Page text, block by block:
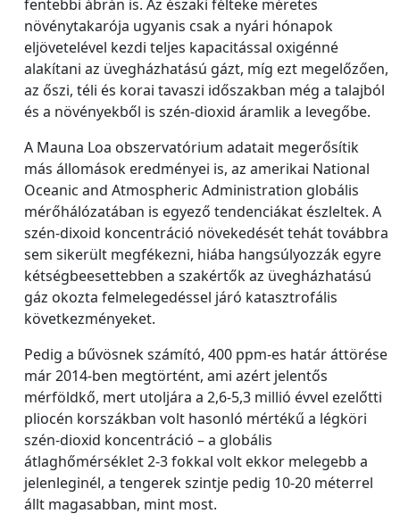
fentebbi ábrán is. Az északi félteke méretes
növénytakarója ugyanis csak a nyári hónapok
eljövetelével kezdi teljes kapacitással oxigénné
alakítani az üvegházhatású gázt, míg ezt megelőzően,
az őszi, téli és korai tavaszi időszakban még a talajból
és a növényekből is szén-dioxid áramlik a levegőbe.
A Mauna Loa obszervatórium adatait megerősítik
más állomások eredményei is, az amerikai National
Oceanic and Atmospheric Administration globális
mérőhálózatában is egyező tendenciákat észleltek. A
szén-dixoid koncentráció növekedését tehát továbbra
sem sikerült megfékezni, hiába hangsúlyozzák egyre
kétségbeesettebben a szakértők az üvegházhatású
gáz okozta felmelegedéssel járó katasztrofális
következményeket.
Pedig a bűvösnek számító, 400 ppm-es határ áttörése
már 2014-ben megtörtént, ami azért jelentős
mérföldkő, mert utoljára a 2,6-5,3 millió évvel ezelőtti
pliocén korszákban volt hasonló mértékű a légköri
szén-dioxid koncentráció – a globális
átlaghőmérséklet 2-3 fokkal volt ekkor melegebb a
jelenleginél, a tengerek szintje pedig 10-20 méterrel
állt magasabban, mint most.